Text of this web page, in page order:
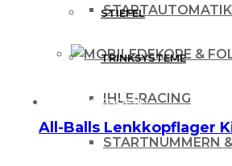
STARTAUTOMATIK
DEKORE &
IHLE-RACING
STARTNUMMERN
STIEFEL
TRINKSYSTEME
PROTEKTOREN
All-Balls Lenkkopflager Kit